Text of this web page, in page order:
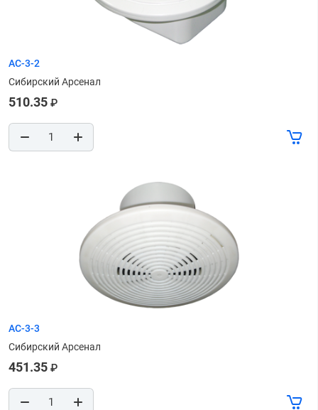
АС-3-2
Сибирский Арсенал
510.35 ₽
АС-3-3
Сибирский Арсенал
451.35 ₽